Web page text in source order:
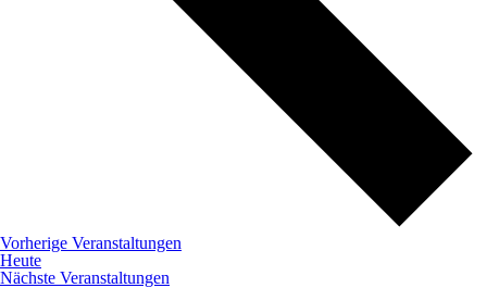
Vorherige Veranstaltungen
Heute
Nächste Veranstaltungen